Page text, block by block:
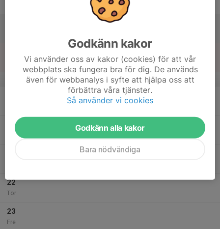
v.43
20
22
Tor
23
Fre
Godkänn kakor
Vi använder oss av kakor (cookies) för att vår
webbplats ska fungera bra för dig. De används
även för webbanalys i syfte att hjälpa oss att
förbättra våra tjänster.
Så använder vi cookies
Godkänn alla kakor
Bara nödvändiga